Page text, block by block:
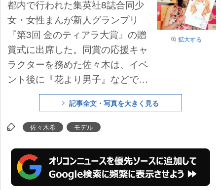
拡大する
都内で行われた集英社8誌合同少
女・女性まんが新人グランプリ
『第3回 金のティアラ大賞』の贈
賞式に出席した。同賞の応援キャ
ラクターを務めた佐々木は、イベ
ント後に『花より男子』などで人
気の漫画家・神尾葉子氏が描いた
自身の似顔絵を贈られると「すご
ーい! あんなに有名な方に描いて
可愛く描いてもらって嬉しい。い
つも見られる寝室に飾ります」と
感激の面持ち。また好みのタイプ
記事全文・写真を大きく見る
佐々木希 モデル